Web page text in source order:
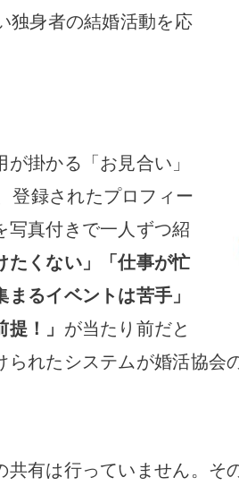
独身者の結婚活動を応
掛かる「お見合い」
登録されたプロフィー
写真付きで一人ずつ紹
たくない」「仕事が忙
まるイベントは苦手」
！」 が当たり前だと
れたシステムが婚活協会
共有は行っていません。そ